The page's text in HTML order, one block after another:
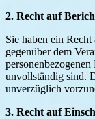
2. Recht auf
Sie haben ein
gegenüber dem
unvollständig sind.
unverzüglich
3. Recht auf